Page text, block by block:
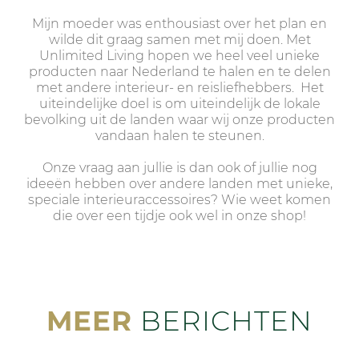
Mijn moeder was enthousiast over het plan en
wilde dit graag samen met mij doen. Met
Unlimited Living hopen we heel veel unieke
producten naar Nederland te halen en te delen
met andere interieur- en reisliefhebbers. Het
uiteindelijke doel is om uiteindelijk de lokale
bevolking uit de landen waar wij onze producten
vandaan halen te steunen.
Onze vraag aan jullie is dan ook of jullie nog
ideeën hebben over andere landen met unieke,
speciale interieuraccessoires? Wie weet komen
die over een tijdje ook wel in onze shop!
MEER BERICHTEN